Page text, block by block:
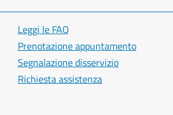
Leggi le FAQ
Prenotazione appuntamento
Segnalazione disservizio
Richiesta assistenza